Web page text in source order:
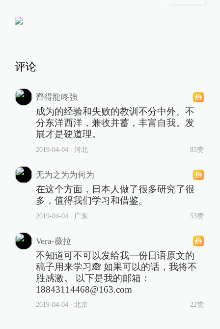
评论
齊得龍咚強
成为的经验和失败的教训不分中外、不
分东洋西洋，兼收并蓄，丰富自我。发
展才是硬道理。
2019-04-04∙ 河北 85赞
无为之为为何为
在这个方面，日本人做了很多研究了很
多，值得我们学习和借鉴。
2019-04-04∙ 广东 53赞
Vera-薇拉
不知道可不可以发给我一份日语原文的
稿子用来学习🙈 如果可以的话，我将不
胜感激。 以下是我的邮箱：
18843114468@163.com
2019-04-04∙ 北京 22赞